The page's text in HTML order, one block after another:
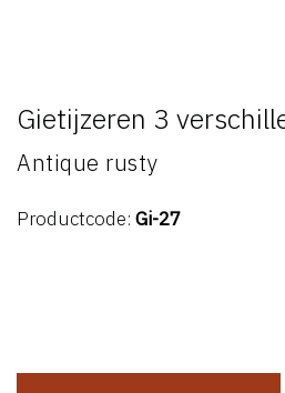
Gietijzeren 3
Antique rusty
Productcode: Gi-27